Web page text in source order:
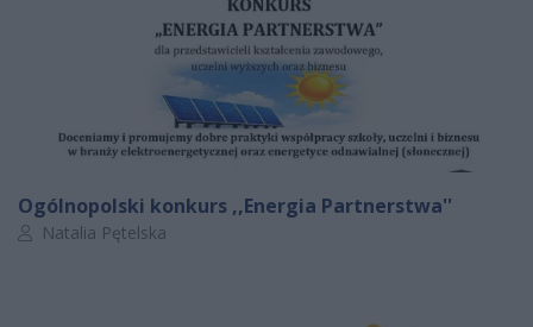
Ogólnopolski konkurs ,,Energia Partnerstwa''
Autor artykułu:
Natalia Pętelska